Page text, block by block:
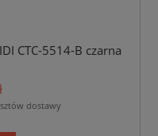
CTC-5514-B czarna
dostawy